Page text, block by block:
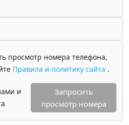
просмотр номера телефона,
Правила и политику сайта .
и
Запросить
просмотр номера